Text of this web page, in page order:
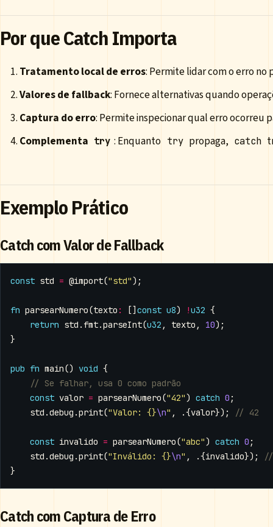
Por que Catch Importa
Tratamento local de erros: Permite lidar com o erro
Valores de fallback: Fornece alternativas quando
Captura do erro: Permite inspecionar qual erro ocorreu
Complementa try : Enquanto try propaga, catch
Exemplo Prático
Catch com Valor de Fallback
const std = @import("std");
fn parsearNumero(texto : [] const u8) !u32 {
return std . fmt.parseInt(u32 , texto , 10);
}
pub fn main() void {
const valor = parsearNumero("42") catch 0 ;
std .debug .print("Valor: {}\n" , .{valor});
const invalido = parsearNumero("abc") catch 0 ;
std .debug .print("Inválido: {}\n" , .{invalido});
}
Catch com Captura de Erro